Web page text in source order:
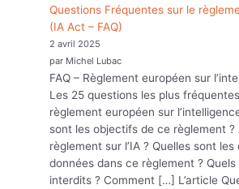
Questions Fréquentes sur le
(IA Act – FAQ)
2 avril 2025
par Michel Lubac
FAQ – Règlement européen sur
Les 25 questions les plus
règlement européen sur
sont les objectifs de ce règlement ?
règlement sur l’IA ? Quelles sont
données dans ce règlement ? Quels
interdits ? Comment […] L’article